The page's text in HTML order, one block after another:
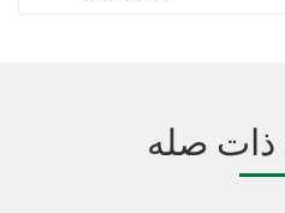
ذات صله